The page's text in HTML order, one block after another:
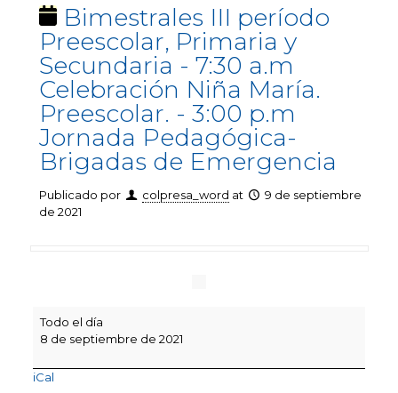
Bimestrales III período
Preescolar, Primaria y
Secundaria - 7:30 a.m
Celebración Niña María.
Preescolar. - 3:00 p.m
Jornada Pedagógica-
Brigadas de Emergencia
Publicado por colpresa_word at
9 de septiembre
de 2021
período
Primaria
Todo el día
8 de septiembre de 2021
iCal